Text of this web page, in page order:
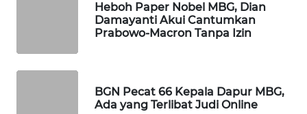
Heboh Paper Nobel MBG, Dian
Damayanti Akui Cantumkan
Prabowo-Macron Tanpa Izin
BGN Pecat 66 Kepala Dapur MBG,
Ada yang Terlibat Judi Online